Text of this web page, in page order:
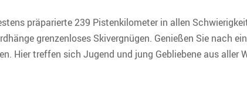
präparierte 239 Pistenkilometer in allen
grenzenloses Skivergnügen. Genießen Sie nach
Hier treffen sich Jugend und jung Gebliebene aus aller